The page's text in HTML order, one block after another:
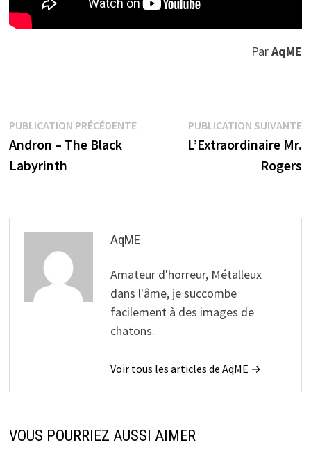
ParAqME
Navigation
de
l’article
PUBLICATION PRÉCÉDENTEPublication
précédente :
Andron – The Black
Labyrinth
PUBLICATION SUIVANTE
L’Extraordinaire Mr.
Rogers
AqME
Amateur d'horreur, Métalleux
dans l'âme, je succombe
facilement à des images de
chatons.
Voir tous les articles de AqME →
VOUS POURRIEZ AUSSI AIMER